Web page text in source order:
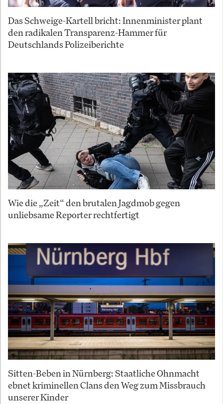
Das Schweige-Kartell bricht: Innenminister plant
den radikalen Transparenz-Hammer für
Deutschlands Polizeiberichte
Wie die „Zeit“ den brutalen Jagdmob gegen
unliebsame Reporter rechtfertigt
Sitten-Beben in Nürnberg: Staatliche Ohnmacht
ebnet kriminellen Clans den Weg zum Missbrauch
unserer Kinder